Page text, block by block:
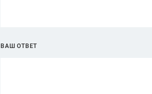
ВАШ ОТВЕТ